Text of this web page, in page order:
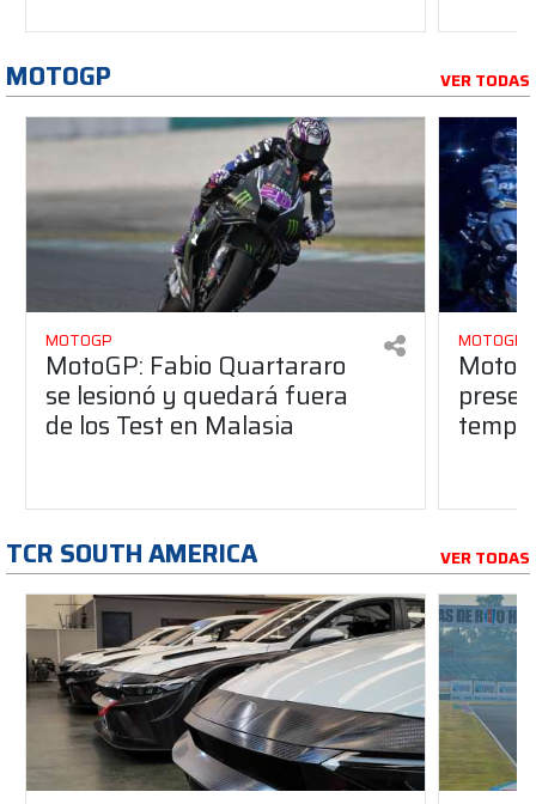
MOTOGP VER TODAS
MOTOGP
MotoGP: Fabio Quartararo
se lesionó y quedará fuera
de los Test en Malasia
MOTOGP
TCR SOUTH AMERICA VER TODAS